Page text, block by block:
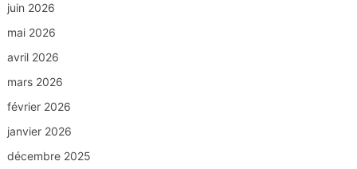
juin 2026
mai 2026
avril 2026
mars 2026
février 2026
janvier 2026
décembre 2025